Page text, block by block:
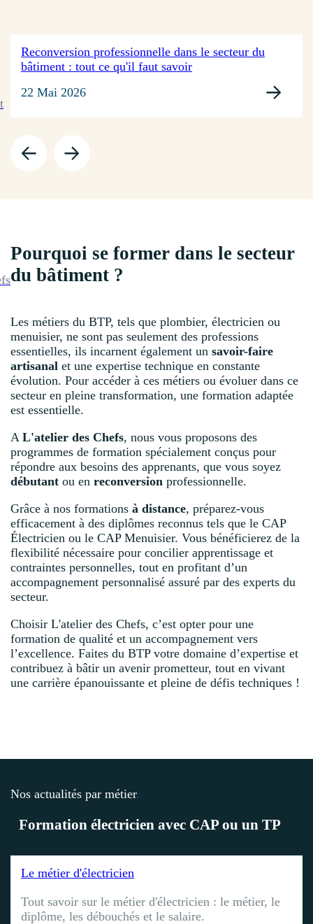
Reconversion professionnelle dans le secteur du
bâtiment : tout ce qu'il faut savoir
22 Mai 2026
Pourquoi se former dans le secteur
du bâtiment ?
Les métiers du BTP, tels que plombier, électricien ou
menuisier, ne sont pas seulement des professions
essentielles, ils incarnent également un savoir-faire
artisanal et une expertise technique en constante
évolution. Pour accéder à ces métiers ou évoluer dans ce
secteur en pleine transformation, une formation adaptée
est essentielle.
A L'atelier des Chefs, nous vous proposons des
programmes de formation spécialement conçus pour
répondre aux besoins des apprenants, que vous soyez
débutant ou en reconversion professionnelle.
Grâce à nos formations à distance, préparez-vous
efficacement à des diplômes reconnus tels que le CAP
Électricien ou le CAP Menuisier. Vous bénéficierez de la
flexibilité nécessaire pour concilier apprentissage et
contraintes personnelles, tout en profitant d’un
accompagnement personnalisé assuré par des experts du
secteur.
Choisir L'atelier des Chefs, c’est opter pour une
formation de qualité et un accompagnement vers
l’excellence. Faites du BTP votre domaine d’expertise et
contribuez à bâtir un avenir prometteur, tout en vivant
une carrière épanouissante et pleine de défis techniques !
Nos actualités par métier.
Formation électricien avec CAP ou un TP
Le métier d'électricien
Tout savoir sur le métier d'électricien : le métier, le
diplôme, les débouchés et le salaire.